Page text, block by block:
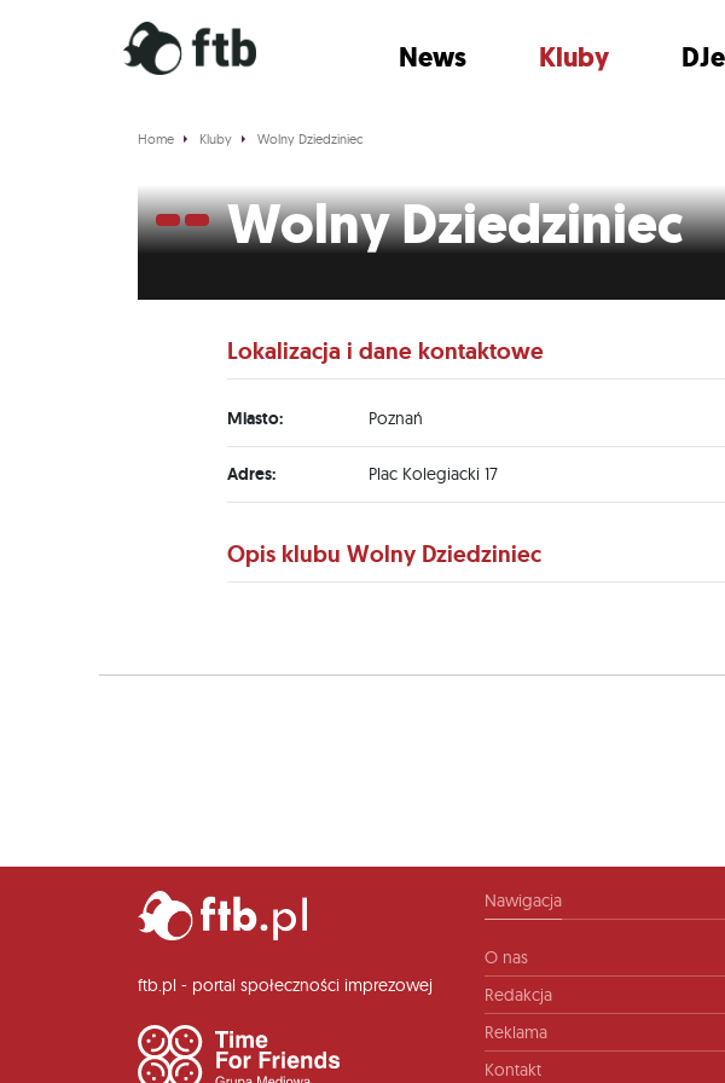
News Kluby DJe
Home Kluby Wolny Dziedziniec
Wolny Dziedziniec
Lokalizacja i dane kontaktowe
Miasto: Poznań
Adres: Plac Kolegiacki 17
Opis klubu Wolny Dziedziniec
ftb.pl - portal społeczności imprezowej
Nawigacja
O nas
Redakcja
Reklama
Kontakt